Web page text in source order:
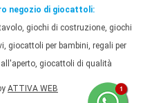
negozio di giocattoli:
giochi di costruzione, giochi
giocattoli per bambini, regali per
giocattoli di qualità
ATTIVA WEB